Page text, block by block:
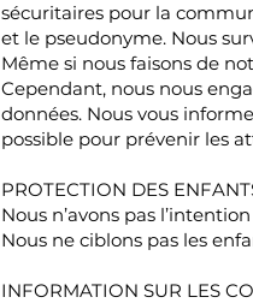
sécuritaires pour la
et le pseudonyme. Nous
Même si nous faisons de
Cependant, nous nous
données. Nous vous
possible pour prévenir les
PROTECTION DES
Nous n’avons pas
Nous ne ciblons pas les
INFORMATION SUR LES